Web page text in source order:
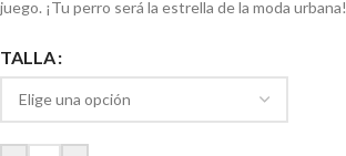
juego. ¡Tu perro será la estrella de la moda urbana!
TALLA